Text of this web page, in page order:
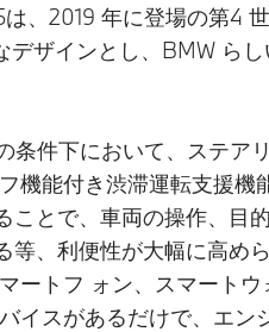
、2019 年に登場の第4
ザインとし、BMW ら
件下において、ステア
機能付き渋滞運転支援
とで、車両の操作、目
、利便性が大幅に高め
ートフ ォン、スマート
スがあるだけで、エン